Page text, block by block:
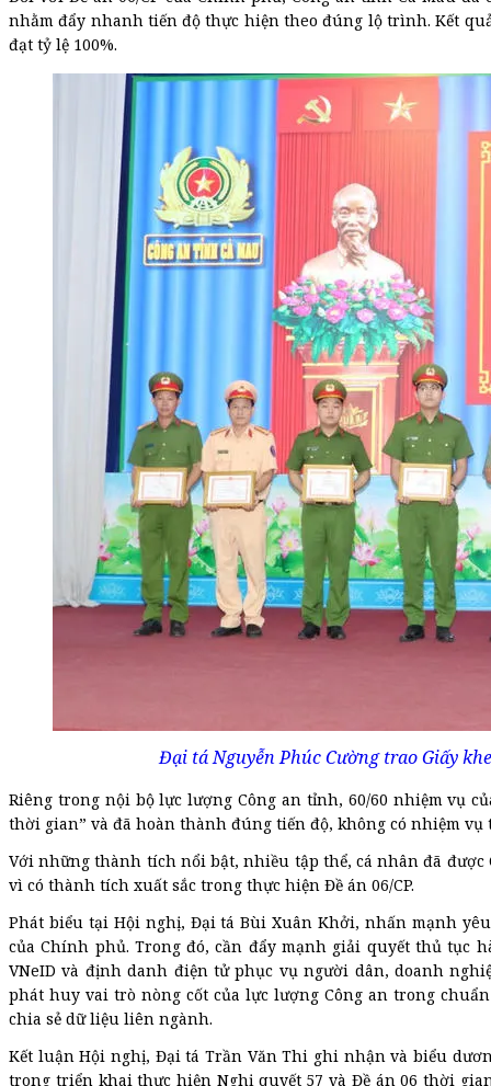
nhằm đẩy nhanh tiến độ thực hiện theo đúng lộ trình. Kết
đạt tỷ lệ 100%.
Đại tá Nguyễn Phúc Cường trao Giấy
Riêng trong nội bộ lực lượng Công an tỉnh, 60/60 nhiệm vụ
thời gian” và đã hoàn thành đúng tiến độ, không có nhiệm vụ
Với những thành tích nổi bật, nhiều tập thể, cá nhân đã được
vì có thành tích xuất sắc trong thực hiện Đề án 06/CP.
Phát biểu tại Hội nghị, Đại tá Bùi Xuân Khởi, nhấn mạnh
của Chính phủ. Trong đó, cần đẩy mạnh giải quyết thủ tục
VNeID và định danh điện tử phục vụ người dân, doanh
phát huy vai trò nòng cốt của lực lượng Công an trong
chia sẻ dữ liệu liên ngành.
Kết luận Hội nghị, Đại tá Trần Văn Thi ghi nhận và biểu
trong triển khai thực hiện Nghị quyết 57 và Đề án 06 thời